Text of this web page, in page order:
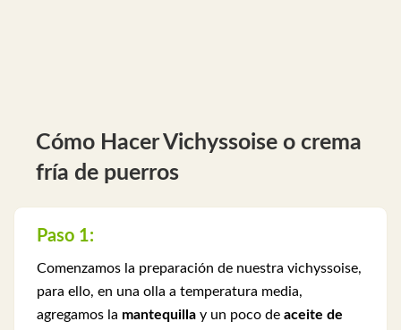
Cómo Hacer Vichyssoise o crema
fría de puerros
Paso 1:
Comenzamos la preparación de nuestra vichyssoise,
para ello, en una olla a temperatura media,
agregamos la mantequilla y un poco de aceite de